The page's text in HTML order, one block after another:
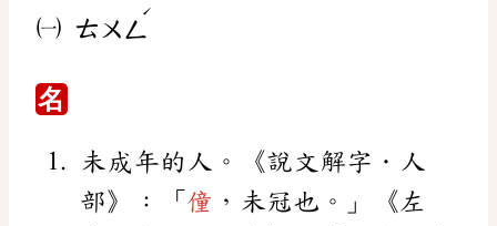
㈠ ㄊㄨㄥ
ˊ
名
未成年的人。《說文解字．人
部》：「 僮 ，未冠也。」《左